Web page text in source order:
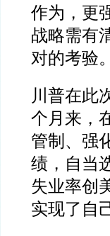
作为，更
战略需有
对的考验。
川普在此
个月来，
管制、强
绩，自当
失业率创
实现了自